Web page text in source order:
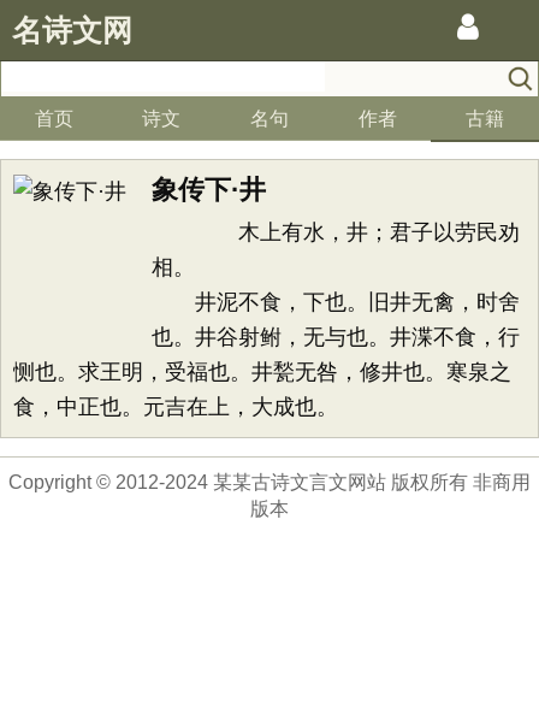
名诗文网
首页 诗文 名句 作者 古籍
象传下·井
木上有水，井；君子以劳民劝
相。
井泥不食，下也。旧井无禽，时舍
也。井谷射鲋，无与也。井渫不食，行
恻也。求王明，受福也。井甃无咎，修井也。寒泉之
食，中正也。元吉在上，大成也。
Copyright © 2012-2024 某某古诗文言文网站 版权所有 非商用
版本